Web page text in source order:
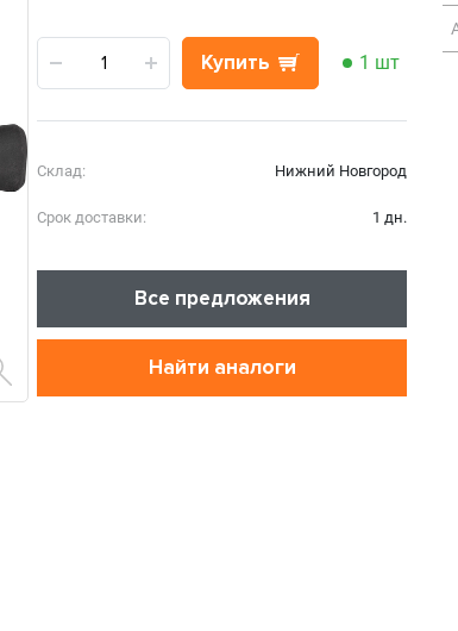
Купить 1 шт
Склад: Нижний Новгород
Срок доставки: 1 дн.
Все предложения
Найти аналоги